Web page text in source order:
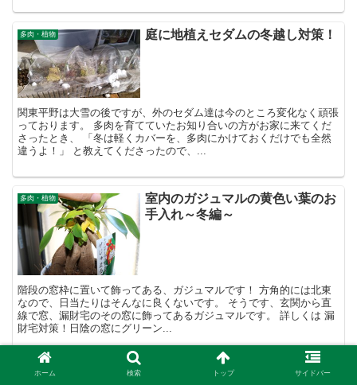
多肉・植物 庭に地植えセダムの冬越し対策！
関東平野は大雪の後ですが、外のセダム達は今のところ変化なく頑張
っております。 多肉を育てていたお知り合いの方がお家に来てくだ
さったとき、 「冬は軽くカバーを、多肉にかけておくだけでも全然
違うよ！」 と教えてくださったので、...
多肉・植物
室内のガジュマルの黄色い葉のお
手入れ～冬編～
階段の窓枠に置いて飾ってある、ガジュマルです！ 方角的には北東
なので、日当たりはそんなに良くないです。 そうです、玄関から直
線で窓、漏財宅のその窓に飾ってあるガジュマルです。 詳しくは 漏
財宅対策！日陰の窓にグリーン...
多肉・植物
埼玉県越谷市シマムラ園芸さん
ホーム 検索 トップ サイドバー